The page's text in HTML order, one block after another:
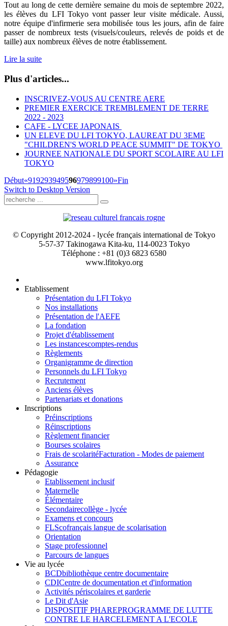
Tout au long de cette dernière semaine du mois de septembre 2022,
les élèves du LFI Tokyo vont passer leur visite médicale. Aussi,
notre équipe d'infirmerie sera mobilisée tous les jours, afin de faire
passer de nombreux tests (visuels/couleurs, relevés de poids et de
taille) aux nombreux élèves de notre établissement.
Lire la suite
Plus d'articles...
INSCRIVEZ-VOUS AU CENTRE AERE
PREMIER EXERCICE TREMBLEMENT DE TERRE
2022 - 2023
CAFE - LYCEE JAPONAIS
UN ELEVE DU LFI TOKYO, LAUREAT DU 3EME
"CHILDREN'S WORLD PEACE SUMMIT" DE TOKYO
JOURNEE NATIONALE DU SPORT SCOLAIRE AU LFI
TOKYO
Début«919293949596979899100»Fin
Switch to Desktop Version
© Copyright 2012-2024 - lycée français international de Tokyo
5-57-37 Takinogawa Kita-ku, 114-0023 Tokyo
Téléphone : +81 (0)3 6823 6580
www.lfitokyo.org
Etablissement
Présentation du LFI Tokyo
Nos installations
Présentation de l'AEFE
La fondation
Projet d'établissement
Les instancescomptes-rendus
Règlements
Organigramme de direction
Personnels du LFI Tokyo
Recrutement
Anciens élèves
Partenariats et donations
Inscriptions
Préinscriptions
Réinscriptions
Règlement financier
Bourses scolaires
Frais de scolaritéFacturation - Modes de paiement
Assurance
Pédagogie
Etablissement inclusif
Maternelle
Élémentaire
Secondairecollège - lycée
Examens et concours
FLScofrançais langue de scolarisation
Orientation
Stage professionnel
Parcours de langues
Vie au lycée
BCDbibliothèque centre documentaire
CDICentre de documentation et d'information
Activités périscolaires et garderie
Le Dit d'Asie
DISPOSITIF PHAREPROGRAMME DE LUTTE
CONTRE LE HARCELEMENT A L'ECOLE